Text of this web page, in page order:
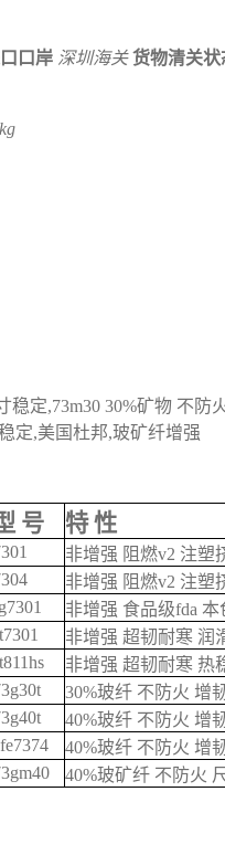
口岸 深圳海关 货物清关状
稳定,73m30 30%矿物 不
定,美国杜邦,玻矿纤增强
号 特 性
非增强 阻燃v2 注塑
非增强 阻燃v2 注塑
非增强 食品级fda 本
非增强 超韧耐寒 润
非增强 超韧耐寒 热
30%玻纤 不防火 增
40%玻纤 不防火 增
40%玻纤 不防火 增
40%玻矿纤 不防火